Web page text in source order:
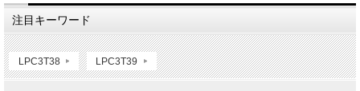
注目キーワード
LPC3T38 LPC3T39